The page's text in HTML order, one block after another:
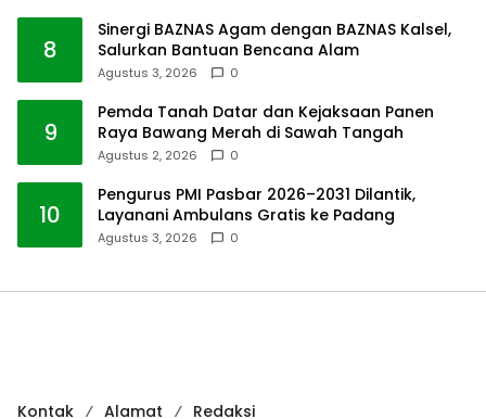
8
Sinergi BAZNAS Agam dengan BAZNAS Kalsel,
Salurkan Bantuan Bencana Alam
Agustus 3, 2026 0
9
Pemda Tanah Datar dan Kejaksaan Panen
Raya Bawang Merah di Sawah Tangah
Agustus 2, 2026 0
10
Pengurus PMI Pasbar 2026–2031 Dilantik,
Layanani Ambulans Gratis ke Padang
Agustus 3, 2026 0
Kontak Alamat Redaksi